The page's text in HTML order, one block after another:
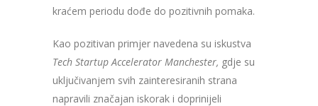
kraćem periodu dođe do pozitivnih pomaka.
Kao pozitivan primjer navedena su iskustva
Tech Startup Accelerator Manchester, gdje su
uključivanjem svih zainteresiranih strana
napravili značajan iskorak i doprinijeli